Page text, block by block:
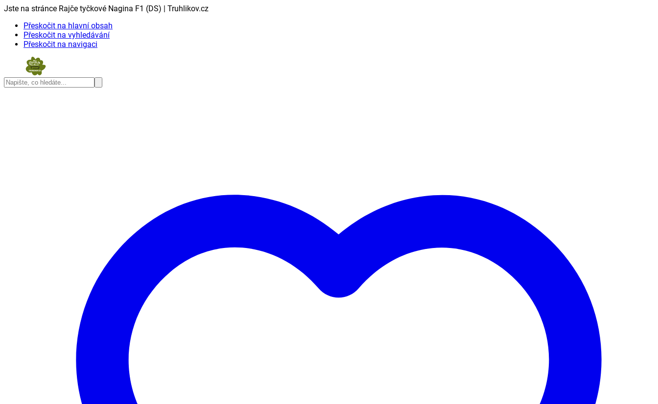
Jste na stránce Rajče tyčkové Nagina F1 (DS) | Truhlikov.cz
Přeskočit na hlavní obsah
Přeskočit na vyhledávání
Přeskočit na navigaci